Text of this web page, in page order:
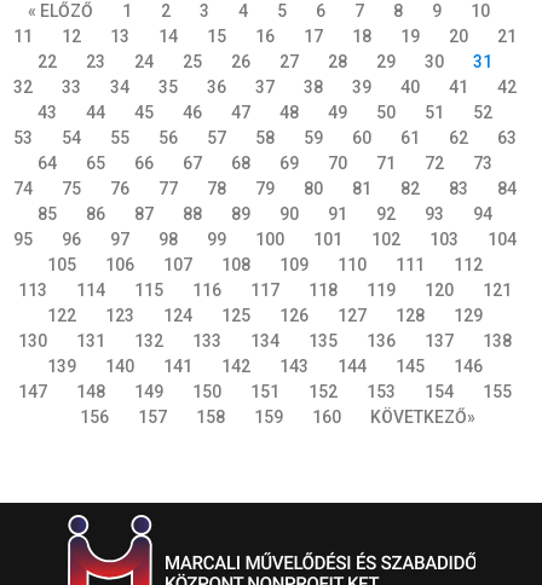
« ELŐZŐ 1 2 3 4 5 6 7 8 9
10
11
12 13 14 15 16 17 18 19 20
21
22
23 24 25 26 27 28 29 30
31
32
33 34 35 36 37 38 39 40 41
42
43
44 45 46 47 48 49 50 51
52
53
54 55 56 57 58 59 60 61 62
63
64
65 66 67 68 69 70 71 72
73
74
75 76 77 78 79 80 81 82 83
84
85
86 87 88 89 90 91 92 93
94
95
96 97 98 99 100 101 102 103
104
105
106 107 108 109 110 111
112
113
114 115 116 117 118 119 120
121
122
123 124 125 126 127 128
129
130
131 132 133 134 135 136 137
138
139
140 141 142 143 144 145
146
147
148 149 150 151 152 153 154
155
156
157 158 159 160 KÖVETKEZŐ»